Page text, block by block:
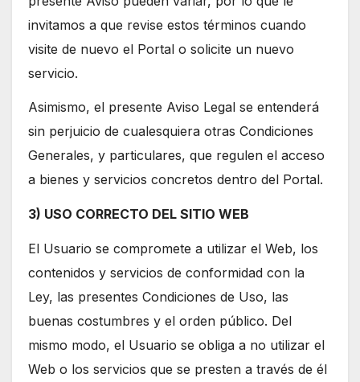
invitamos a que revise estos términos cuando
visite de nuevo el Portal o solicite un nuevo
servicio.
Asimismo, el presente Aviso Legal se entenderá
sin perjuicio de cualesquiera otras Condiciones
Generales, y particulares, que regulen el acceso
a bienes y servicios concretos dentro del Portal.
3) USO CORRECTO DEL SITIO WEB
El Usuario se compromete a utilizar el Web, los
contenidos y servicios de conformidad con la
Ley, las presentes Condiciones de Uso, las
buenas costumbres y el orden público. Del
mismo modo, el Usuario se obliga a no utilizar el
Web o los servicios que se presten a través de él